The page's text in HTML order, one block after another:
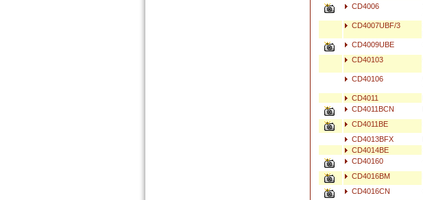
CD4006
CD4007UBF/3
CD4009UBE
CD40103
CD40106
CD4011
CD4011BCN
CD4011BE
CD4013BFX
CD4014BE
CD40160
CD4016BM
CD4016CN